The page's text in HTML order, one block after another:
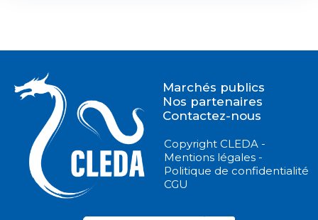
Marchés publics
Nos partenaires
Contactez-nous
Copyright CLEDA -
Mentions légales -
Politique de confidentialité
CGU